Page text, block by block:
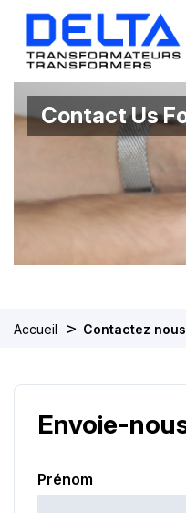
Contact Us
Accueil > Contactez nous
Envoie-
Prénom